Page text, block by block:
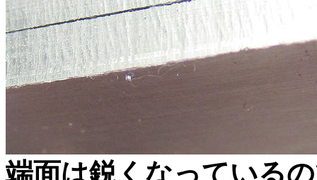
端面は鋭くなっている